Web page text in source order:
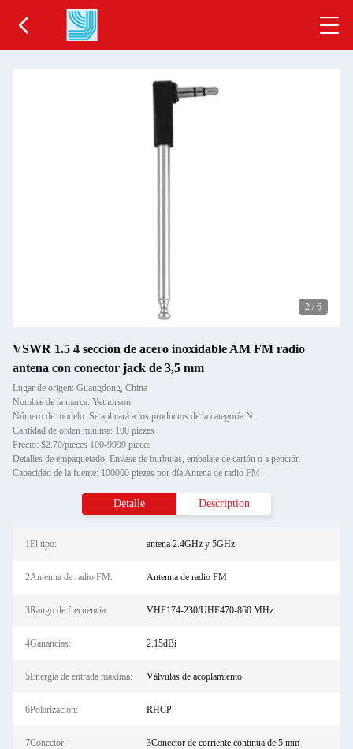
2 / 6
VSWR 1.5 4 sección de acero inoxidable AM FM radio
antena con conector jack de 3,5 mm
Lugar de origen: Guangdong, China
Nombre de la marca: Yetnorson
Número de modelo: Se aplicará a los productos de la categoría N.
Cantidad de orden mínima: 100 piezas
Precio: $2.70/pieces 100-9999 pieces
Detalles de empaquetado: Envase de burbujas, embalaje de cartón o a petición
Capacidad de la fuente: 100000 piezas por día Antena de radio FM
Detalle Description
1El tipo: antena 2.4GHz y 5GHz
2Antenna de radio FM: Antenna de radio FM
3Rango de frecuencia: VHF174-230/UHF470-860 MHz
4Ganancias: 2.15dBi
5Energía de entrada máxima: Válvulas de acoplamiento
6Polarización: RHCP
7Conector: 3Conector de corriente continua de.5 mm